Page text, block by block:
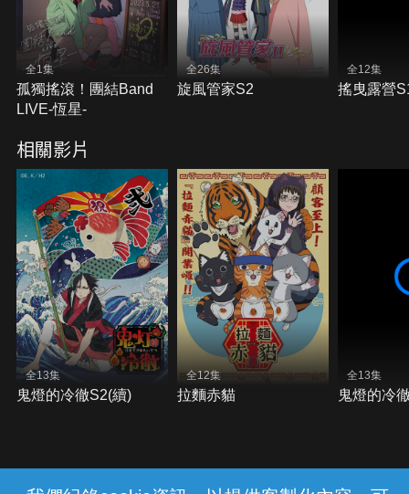
全1集
孤獨搖滾！團結Band
LIVE-恆星-
全26集
旋風管家S2
全12集
搖曳露營
相關影片
全13集
鬼燈的冷徹S2(續)
全12集
拉麵赤貓
全13集
鬼燈的冷